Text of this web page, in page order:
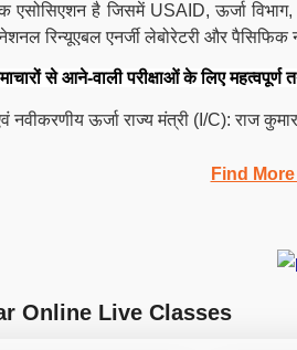
एसोसिएशन है जिसमें USAID, ऊर्जा विभाग,
रिन्यूएबल एनर्जी लेबोरेटरी और पैसिफिक
से आने-वाली परीक्षाओं के लिए महत्वपूर्ण
नवीकरणीय ऊर्जा राज्य मंत्री (I/C): राज
Find
Online Live Classes